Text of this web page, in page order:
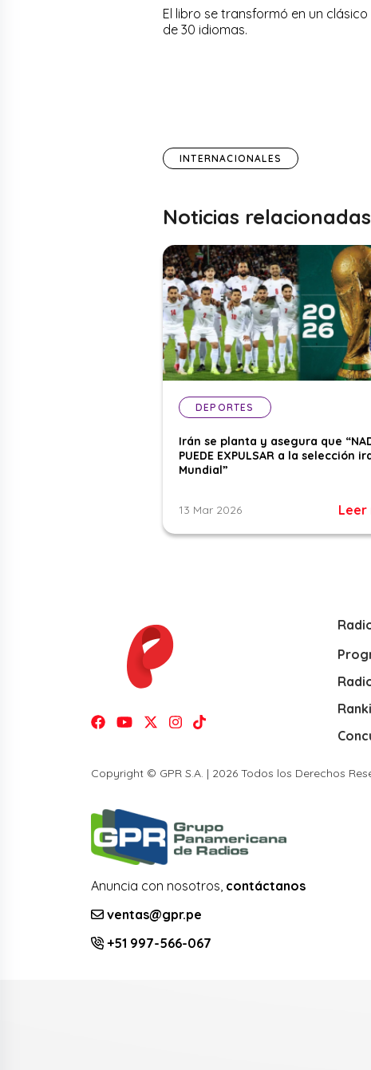
El libro se transformó en un
de 30 idiomas.
INTERNACIONALES
Noticias relacionadas
DEPORTES
Irán se planta y asegura que
PUEDE EXPULSAR a la selección
Mundial”
13 Mar 2026 Leer
Copyright © GPR S.A. | 2026 Todos los Derechos
Anuncia con nosotros, contáctanos
ventas@gpr.pe
+51 997-566-067